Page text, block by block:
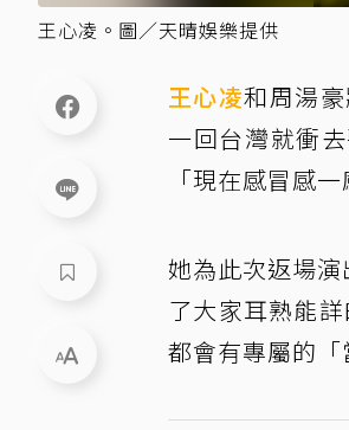
王心凌。圖／天晴娛樂提供
王心凌和周湯
一回台灣就衝
「現在感冒感
她為此次返場
了大家耳熟能
都會有專屬的「